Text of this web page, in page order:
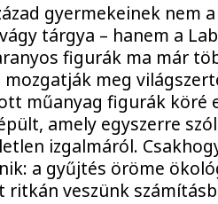
gyermekeinek nem
tárgya – hanem a
figurák ma már
meg
műanyag figurák köré
amely egyszerre
izgalmáról.
a gyűjtés öröme
ritkán veszünk